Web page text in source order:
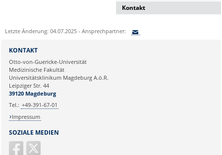
Kontakt
Wissenschaftskoordinatorin
Letzte Änderung: 04.07.2025 - Ansprechpartner:
Ihre E-Mailadresse:
Ihr Anliegen:
SOZIALE MEDIEN
KONTAKT
Otto-von-Guericke-Universität
Medizinische Fakultät
Universitätsklinikum Magdeburg A.ö.R.
Leipziger Str. 44
39120 Magdeburg
Tel.: +49-391-67-01
Impressum